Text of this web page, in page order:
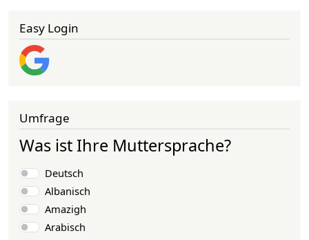
Easy Login
Umfrage
Was ist Ihre Muttersprache?
Auswahlmöglichkeiten
Deutsch
Albanisch
Amazigh
Arabisch